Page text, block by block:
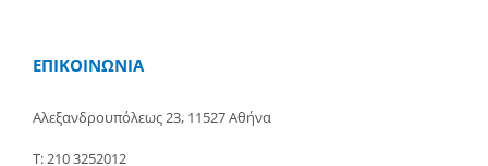
ΕΠΙΚΟΙΝΩΝΙΑ
Αλεξανδρουπόλεως 23, 11527 Αθήνα
Τ: 210 3252012